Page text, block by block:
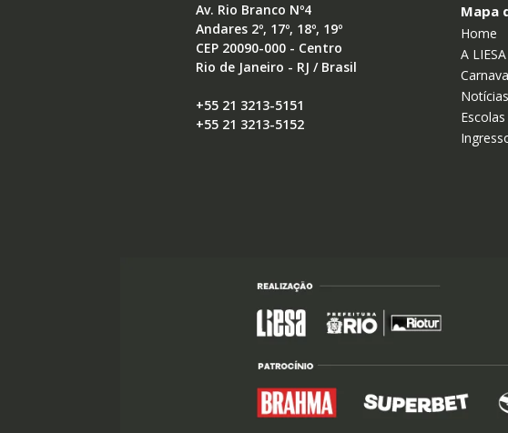
Av. Rio Branco Nº4
Andares 2º, 17º, 18º, 19º
CEP 20090-000 - Centro
Rio de Janeiro - RJ / Brasil
+55 21 3213-5151
+55 21 3213-5152
Mapa
Home
A LIESA
Notícias
Escolas